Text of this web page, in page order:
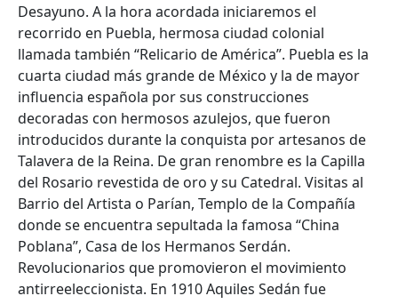
Desayuno. A la hora acordada iniciaremos el
recorrido en Puebla, hermosa ciudad colonial
llamada también “Relicario de América”. Puebla es la
cuarta ciudad más grande de México y la de mayor
influencia española por sus construcciones
decoradas con hermosos azulejos, que fueron
introducidos durante la conquista por artesanos de
Talavera de la Reina. De gran renombre es la Capilla
del Rosario revestida de oro y su Catedral. Visitas al
Barrio del Artista o Parían, Templo de la Compañía
donde se encuentra sepultada la famosa “China
Poblana”, Casa de los Hermanos Serdán.
Revolucionarios que promovieron el movimiento
antirreeleccionista. En 1910 Aquiles Sedán fue